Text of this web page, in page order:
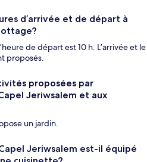
d’arrivée et de départ à
de départ est 10 h. L’arrivée et le
proposés.
proposées par
Jeriwsalem et aux
un jardin.
Jeriwsalem est-il équipé